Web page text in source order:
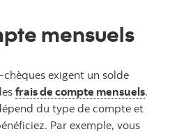
mensuels
exigent un solde
frais de compte mensuels.
du type de compte et
Par exemple, vous